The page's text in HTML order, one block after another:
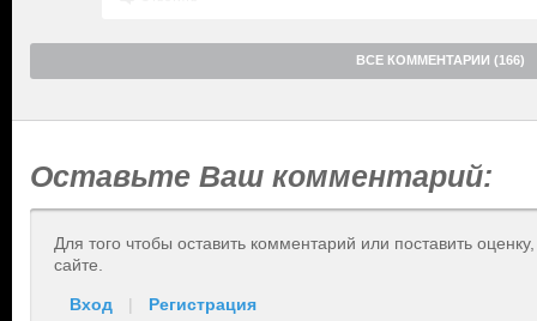
ВСЕ КОММЕНТАРИИ (166)
Оставьте Ваш комментарий:
Для того чтобы оставить комментарий или поставить
сайте.
Вход | Регистрация